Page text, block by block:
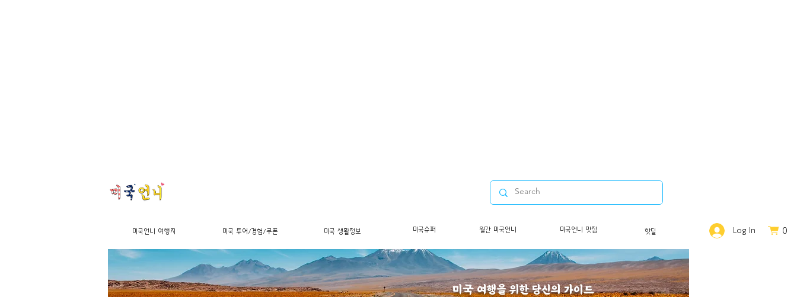
미국 여행을 위한 당신의 가이드
미국언니 여행지 미국 투어/경험/쿠폰 미국 생활정보 미국슈퍼 월간 미국언니 미국언니 맛집 핫딜 Log In 0